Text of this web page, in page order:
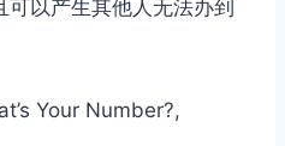
以产生其他人无法办到
Your Number?,